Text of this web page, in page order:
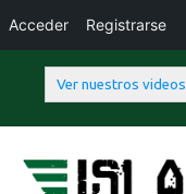
Ver nuestros videos
contenido
Acceder Registrarse